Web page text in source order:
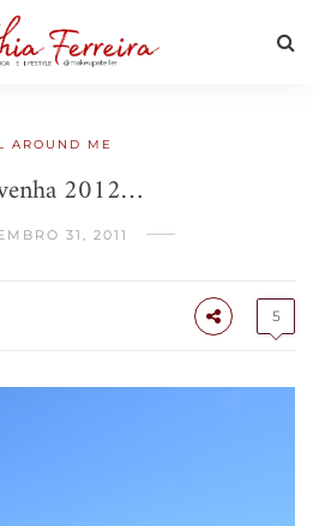
AROUND ME
2012…
31, 2011
5